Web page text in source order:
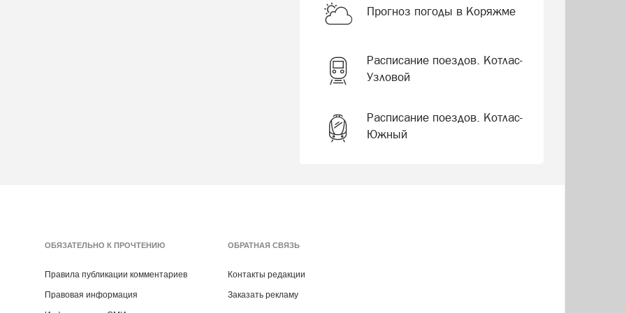
Прогноз погоды в Коряжме
Расписание поездов. Котлас-
Узловой
Расписание поездов. Котлас-
Южный
ОБЯЗАТЕЛЬНО К ПРОЧТЕНИЮ
Правила публикации комментариев
Правовая информация
ОБРАТНАЯ СВЯЗЬ
Контакты редакции
Заказать рекламу